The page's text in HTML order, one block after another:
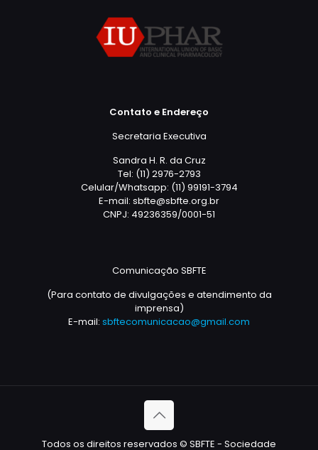
Contato e Endereço
Secretaria Executiva
Sandra H. R. da Cruz
Tel: (11) 2976-2793
Celular/Whatsapp: (11) 99191-3794
E-mail: sbfte@sbfte.org.br
CNPJ: 49236359/0001-51
Comunicação SBFTE
(Para contato de divulgações e atendimento da
imprensa)
E-mail: sbftecomunicacao@gmail.com
Todos os direitos reservados © SBFTE - Sociedade